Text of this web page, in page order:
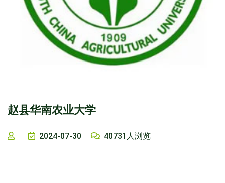
赵县华南农业大学
2024-07-30 40731人浏览